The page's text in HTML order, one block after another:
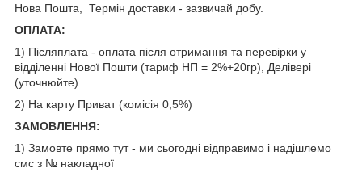
Нова Пошта, Термін доставки - зазвичай добу.
ОПЛАТА:
1) Післяплата - оплата після отримання та перевірки у
відділенні Нової Пошти (тариф НП = 2%+20гр), Делівері
(уточнюйте).
2) На карту Приват (комісія 0,5%)
ЗАМОВЛЕННЯ:
1) Замовте прямо тут - ми сьогодні відправимо і надішлемо
смс з № накладної